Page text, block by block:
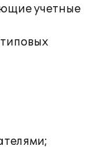
учетные